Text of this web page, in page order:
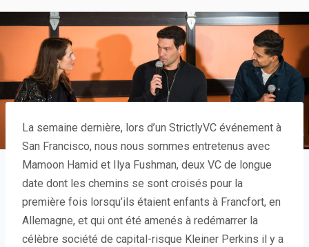
La semaine dernière, lors d’un StrictlyVC événement à
San Francisco, nous nous sommes entretenus avec
Mamoon Hamid et Ilya Fushman, deux VC de longue
date dont les chemins se sont croisés pour la
première fois lorsqu’ils étaient enfants à Francfort, en
Allemagne, et qui ont été amenés à redémarrer la
célèbre société de capital-risque Kleiner Perkins il y a